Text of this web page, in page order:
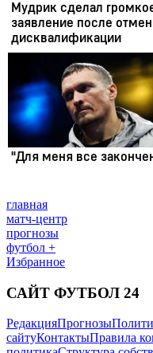
главная
матч-центр
прогнозы
футбол +
Избранное
САЙТ ФУТБОЛ 24
РедакцияПрогнозы
сайтуКонтактыПравила